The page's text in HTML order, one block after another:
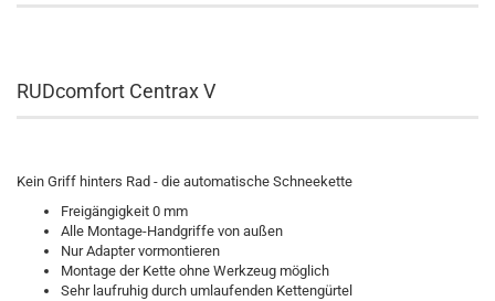
RUDcomfort Centrax V
Kein Griff hinters Rad - die automatische Schneekette
Freigängigkeit 0 mm
Alle Montage-Handgriffe von außen
Nur Adapter vormontieren
Montage der Kette ohne Werkzeug möglich
Sehr laufruhig durch umlaufenden Kettengürtel